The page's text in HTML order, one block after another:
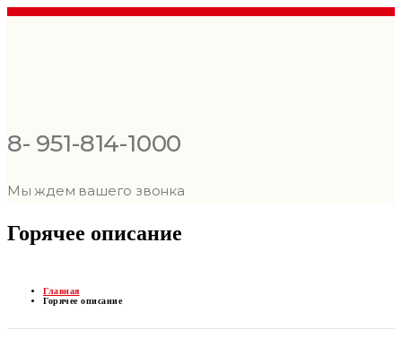
8- 951-814-1000
Мы ждем вашего звонка
Горячее описание
Главная
Горячее описание